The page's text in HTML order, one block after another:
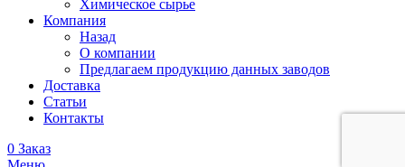
Химическое сырье
Компания
Назад
О компании
Предлагаем продукцию данных заводов
Доставка
Статьи
Контакты
0 Заказ